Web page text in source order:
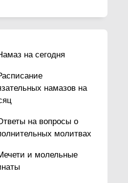
на сегодня
намазов на
на вопросы о
молитвах
и молельные